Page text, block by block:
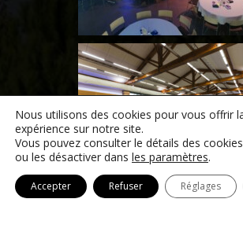
Nous utilisons des cookies pour vous offrir
expérience sur notre site.
Vous pouvez consulter le détails des
ou les désactiver dans les paramètres.
Accepter Refuser Réglages